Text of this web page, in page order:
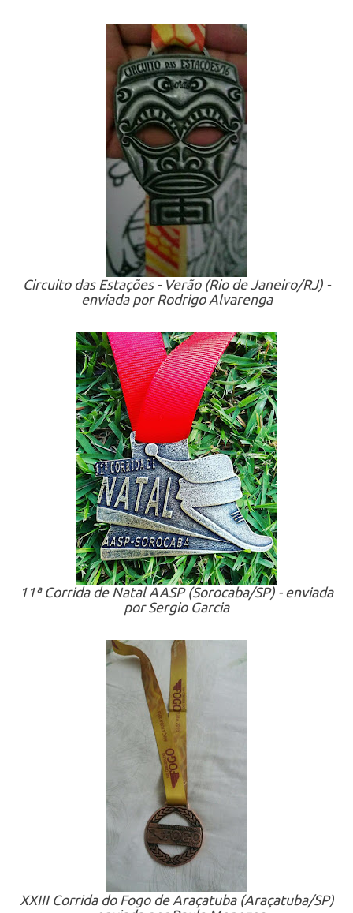
Circuito das Estações - Verão (Rio de Janeiro/RJ) -
enviada por Rodrigo Alvarenga
11ª Corrida de Natal AASP (Sorocaba/SP) - enviada
por Sergio Garcia
XXIII Corrida do Fogo de Araçatuba (Araçatuba/SP)